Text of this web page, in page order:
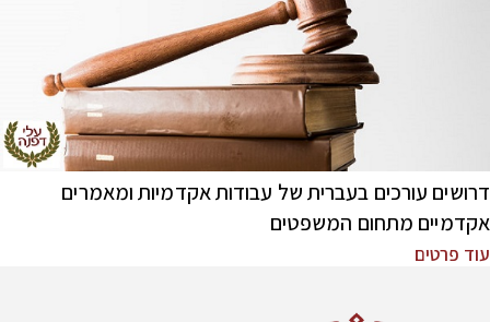
דרושים עורכים בעברית של עבודות אקדמיות ומאמרים
אקדמיים מתחום המשפטים
עוד פרטים